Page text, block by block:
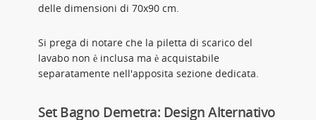
delle dimensioni di 70x90 cm.
Si prega di notare che la piletta di scarico del
lavabo non è inclusa ma è acquistabile
separatamente nell'apposita sezione dedicata.
Set Bagno Demetra: Design Alternativo